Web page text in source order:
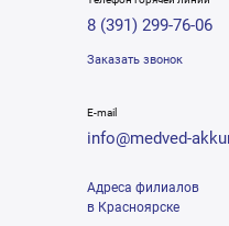
8 (391) 299-76-06
Заказать звонок
E-mail
info@medved-
Адреса филиалов
в Красноярске